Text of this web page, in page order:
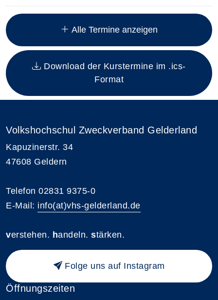
Insgesamt gibt es 13 Termine zum diesen Kurs
Alle Termine anzeigen
Download der Kurstermine im .ics-
Format
Volkshochschul Zweckverband Gelderland
Kapuzinerstr. 34
47608 Geldern
Telefon 02831 9375-0
E-Mail: info(at)vhs-gelderland.de
verstehen. handeln. stärken.
Folge uns auf Instagram
Öffnungszeiten